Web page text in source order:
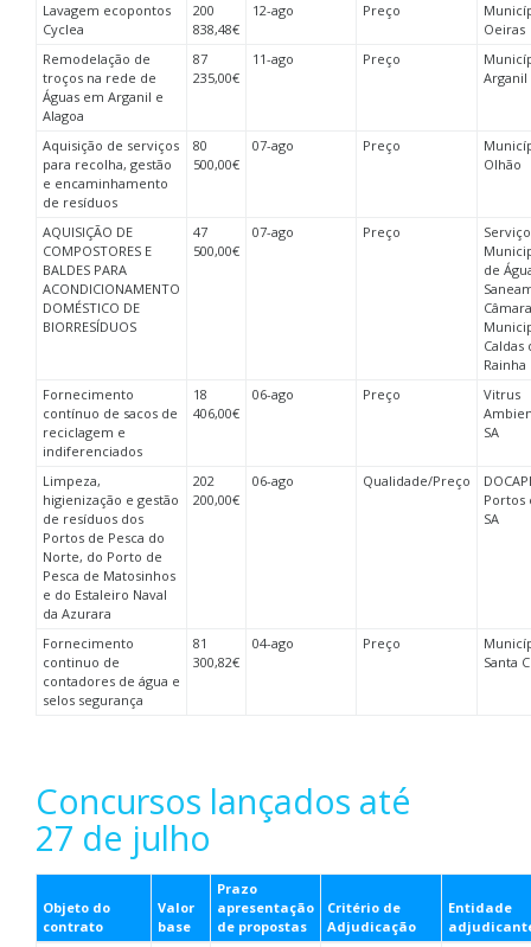
Lavagem ecopontos
Cyclea
200
838,48€
12-ago Preço
Oeiras
Remodelação de
troços na rede de
Águas em Arganil e
Alagoa
87
235,00€
11-ago Preço
Arganil
Aquisição de serviços
para recolha, gestão
e encaminhamento
de resíduos
80
500,00€
07-ago Preço
Olhão
AQUISIÇÃO DE
COMPOSTORES E
BALDES PARA
ACONDICIONAMENTO
DOMÉSTICO DE
BIORRESÍDUOS
47
500,00€
07-ago Preço
de
Câmara
Caldas
Rainha
Fornecimento
contínuo de sacos de
reciclagem e
indiferenciados
18
406,00€
06-ago Preço
Vitrus
SA
Limpeza,
higienização e gestão
de resíduos dos
Portos de Pesca do
Norte, do Porto de
Pesca de Matosinhos
e do Estaleiro Naval
da Azurara
202
200,00€
06-ago Qualidade/Preço
Portos
SA
Fornecimento
continuo de
contadores de água e
selos segurança
81
300,82€
04-ago Preço
Santa
Concursos lançados até
27 de julho
Objeto do
contrato
Valor
base
Prazo
apresentação
de propostas
Critério de
Adjudicação
Entidade